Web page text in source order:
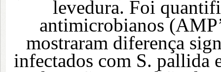
levedura. Foi
antimicrobianos
mostraram diferença
infectados com S. pallida